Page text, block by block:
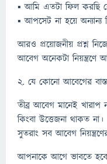
▪ আমি এতটা ফিল করছি
▪ আপসেট না হয়ে অন্যান্য
আরও প্রয়োজনীয় প্রশ্ন
আবেগ অনেকটা নিয়ন্ত্রণে
২. যে কোনো আবেগের
তীব্র আবেগ মানেই
কিংবা উত্তেজনা থাকত না।
সুতরাং সব আবেগ
আপনাকে আগে ভাবতে